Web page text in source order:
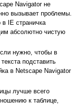
Navigator не
вызывает проблемы.
в IE страничка
абсолютно чистую
нужно, чтобы в
подставить
в Netscape Navigator
лучше всего
к таблице,